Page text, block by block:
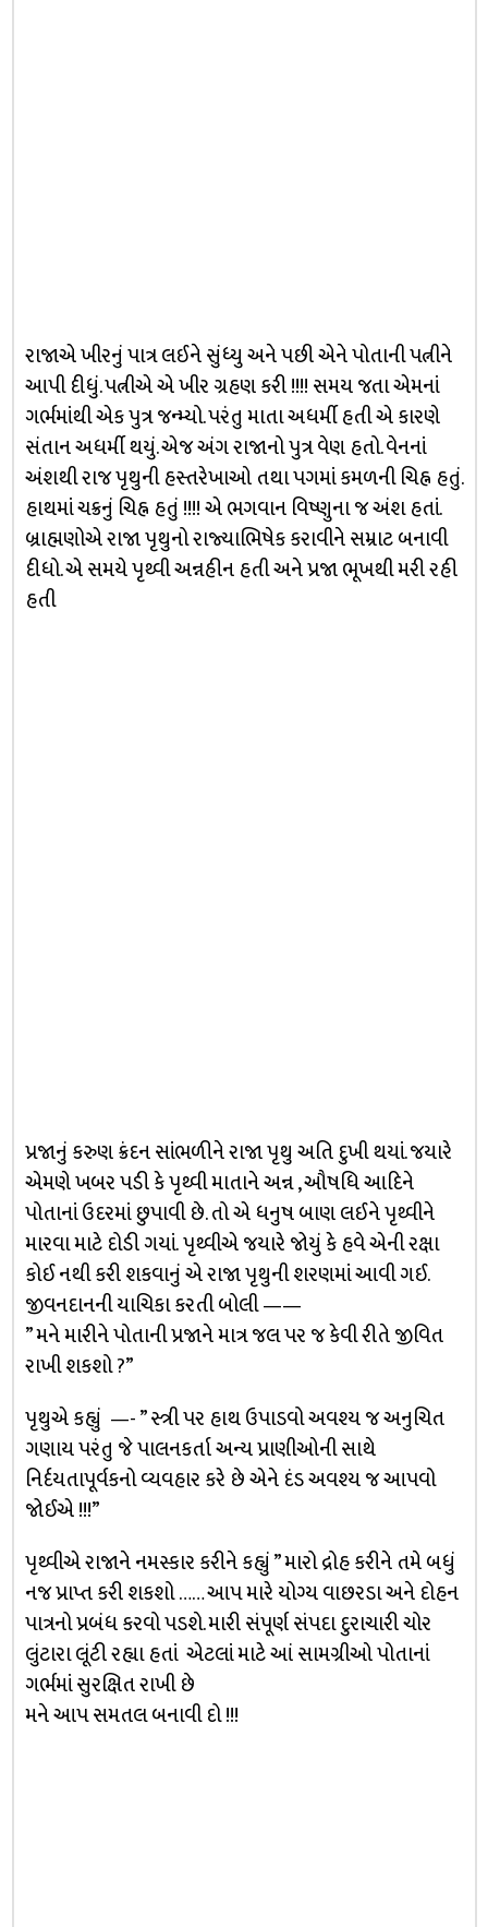
રાજાએ ખીરનું પાત્ર લઈને સુંધ્યુ અને પછી એને પોતાની પત્નીને
આપી દીધું. પત્નીએ એ ખીર ગ્રહણ કરી !!!! સમય જતા એમનાં
ગર્ભમાંથી એક પુત્ર જન્મ્યો. પરંતુ માતા અધર્મી હતી એ કારણે
સંતાન અધર્મી થયું. એજ અંગ રાજાનો પુત્ર વેણ હતો. વેનનાં
અંશથી રાજ પૃથુની હસ્તરેખાઓ તથા પગમાં કમળની ચિહ્ન હતું.
હાથમાં ચક્રનું ચિહ્ન હતું !!!! એ ભગવાન વિષ્ણુના જ અંશ હતાં.
બ્રાહ્મણોએ રાજા પૃથુનો રાજ્યાભિષેક કરાવીને સમ્રાટ બનાવી
દીધો. એ સમયે પૃથ્વી અન્નહીન હતી અને પ્રજા ભૂખથી મરી રહી
હતી
પ્રજાનું કરુણ ક્રંદન સાંભળીને રાજા પૃથુ અતિ દુખી થયાં. જયારે
એમણે ખબર પડી કે પૃથ્વી માતાને અન્ન , ઔષધિ આદિને
પોતાનાં ઉદરમાં છુપાવી છે. તો એ ધનુષ બાણ લઈને પૃથ્વીને
મારવા માટે દોડી ગયાં. પૃથ્વીએ જયારે જોયું કે હવે એની રક્ષા
કોઈ નથી કરી શકવાનું એ રાજા પૃથુની શરણમાં આવી ગઈ.
જીવનદાનની યાચિકા કરતી બોલી ——
” મને મારીને પોતાની પ્રજાને માત્ર જલ પર જ કેવી રીતે જીવિત
રાખી શકશો ?”
પૃથુએ કહ્યું —- ” સ્ત્રી પર હાથ ઉપાડવો અવશ્ય જ અનુચિત
ગણાય પરંતુ જે પાલનકર્તા અન્ય પ્રાણીઓની સાથે
નિર્દયતાપૂર્વકનો વ્યવહાર કરે છે એને દંડ અવશ્ય જ આપવો
જોઈએ !!!”
પૃથ્વીએ રાજાને નમસ્કાર કરીને કહ્યું ” મારો દ્રોહ કરીને તમે બધું
નજ પ્રાપ્ત કરી શકશો …… આપ મારે યોગ્ય વાછરડા અને દોહન
પાત્રનો પ્રબંધ કરવો પડશે. મારી સંપૂર્ણ સંપદા દુરાચારી ચોર
લુંટારા લૂંટી રહ્યા હતાં એટલાં માટે આં સામગ્રીઓ પોતાનાં
ગર્ભમાં સુરક્ષિત રાખી છે
મને આપ સમતલ બનાવી દો !!!